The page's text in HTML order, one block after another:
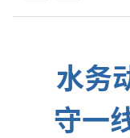
水务
守一